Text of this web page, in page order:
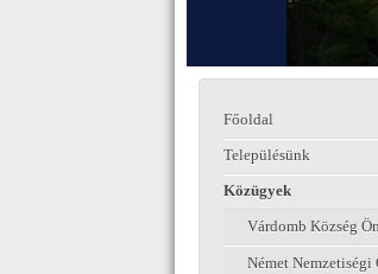
Főoldal
Településünk
Közügyek
Várdomb Község
Német Nemzetiségi